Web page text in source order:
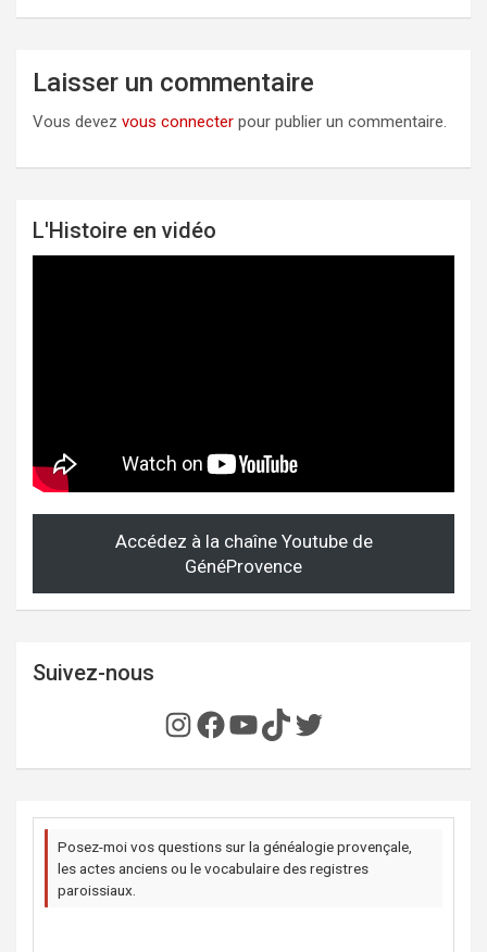
Laisser un commentaire
Vous devez vous connecter pour publier un commentaire.
L'Histoire en vidéo
Accédez à la chaîne Youtube de
GénéProvence
Suivez-nous
Instagram
Facebook
YouTube
TikTok
Twitter
Posez-moi vos questions sur la généalogie provençale,
les actes anciens ou le vocabulaire des registres
paroissiaux.